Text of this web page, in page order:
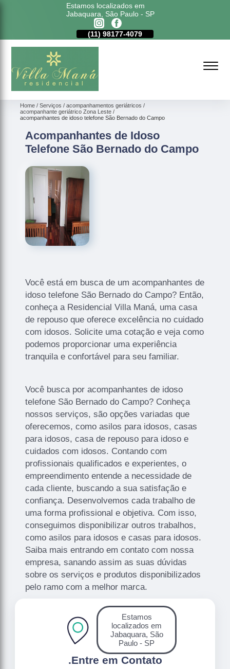
Estamos localizados em
Jabaquara, São Paulo - SP
(11) 98177-4079
Home Serviços
acompanhamentos geriátricos
acompanhante geriátrico Zona Leste
acompanhantes de idoso telefone São Bernado do Campo
Acompanhantes de Idoso
Telefone São Bernado do Campo
Você está em busca de um acompanhantes de
idoso telefone São Bernado do Campo? Então,
conheça a Residencial Villa Maná, uma casa
de repouso que oferece excelência no cuidado
com idosos. Solicite uma cotação e veja como
podemos proporcionar uma experiência
tranquila e confortável para seu familiar.
Você busca por acompanhantes de idoso
telefone São Bernado do Campo? Conheça
nossos serviços, são opções variadas que
oferecemos, como asilos para idosos, casas
para idosos, casa de repouso para idoso e
cuidados com idosos. Contando com
profissionais qualificados e experientes, o
empreendimento entende a necessidade de
cada cliente, buscando a sua satisfação e
confiança. Desenvolvemos cada trabalho de
uma forma profissional e objetiva. Com isso,
conseguimos disponibilizar outros trabalhos,
como asilos para idosos e casas para idosos.
Saiba mais entrando em contato com nossa
empresa, sanando assim as suas dúvidas
sobre os serviços e produtos disponibilizados
pelo ramo com a melhor marca.
.Entre em Contato
Estamos
localizados em
Jabaquara, São
Paulo - SP